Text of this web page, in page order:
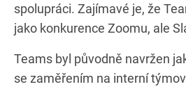
spolupráci. Zajímavé je, že
jako konkurence Zoomu, ale
Teams byl původně navržen
se zaměřením na interní